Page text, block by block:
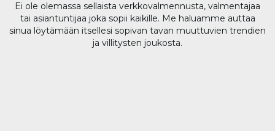
Ei ole olemassa sellaista verkkovalmennusta, valmentajaa
tai asiantuntijaa joka sopii kaikille. Me haluamme auttaa
sinua löytämään itsellesi sopivan tavan muuttuvien trendien
ja villitysten joukosta.